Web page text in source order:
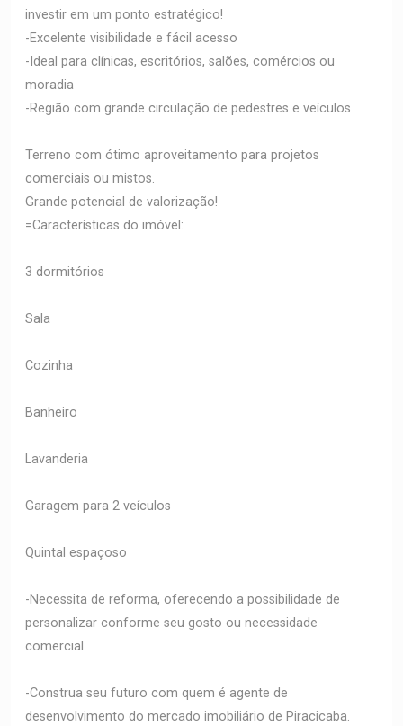
investir em um ponto estratégico!
-Excelente visibilidade e fácil acesso
-Ideal para clínicas, escritórios, salões, comércios ou
moradia
-Região com grande circulação de pedestres e veículos
Terreno com ótimo aproveitamento para projetos
comerciais ou mistos.
Grande potencial de valorização!
=Características do imóvel:
3 dormitórios
Sala
Cozinha
Banheiro
Lavanderia
Garagem para 2 veículos
Quintal espaçoso
-Necessita de reforma, oferecendo a possibilidade de
personalizar conforme seu gosto ou necessidade
comercial.
-Construa seu futuro com quem é agente de
desenvolvimento do mercado imobiliário de Piracicaba.